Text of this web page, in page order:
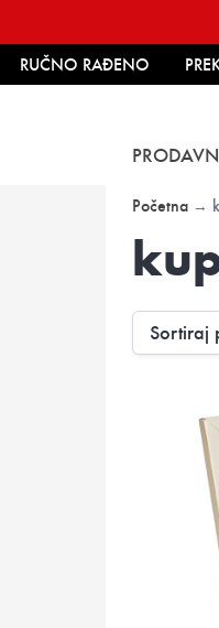
to
content
RUČNO RAĐENO
Početna →
Sortiraj